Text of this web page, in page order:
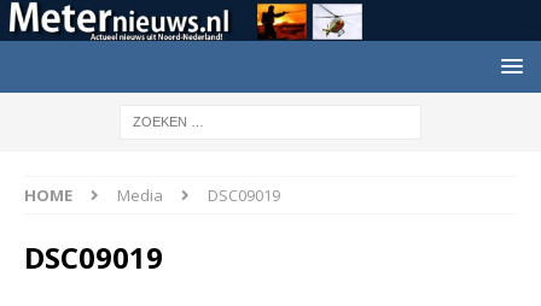
HOME Media DSC09019
DSC09019